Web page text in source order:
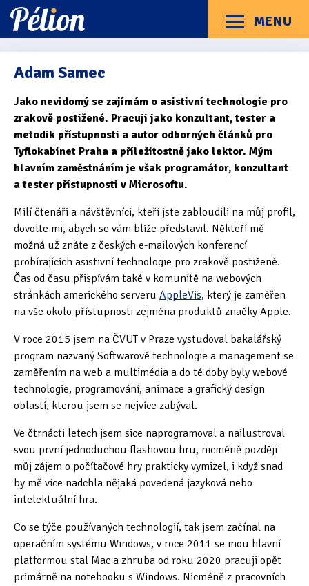
Přejít
na
štítky
Přejít
na
kategorie
Přejít
na
obsah
MENU
Menu
Články
Příručky O Pélionu Kontakt
Kategorie článků
Dotazníky(3)
Hardware(163)
Braillské řádky(31)
Lupy(8)
Mobilní zařízení (85)
Počítače a notebooky(66)
Zápisníky(7)
Názory & zkušenosti(143)
Oficiální materiály(57)
Pozvánky & oznámení(67)
Pracuji sluchem(564)
Pracuji sluchem a hmatem
Pracuji zrakem(456)
Pracuji zrakem a sluchem(515)
Software(503)
Asistivní software(428)
Adam Samec
Jako nevidomý se zajímám o asistivní technologie pro
zrakově postižené. Pracuji jako konzultant, tester a
metodik přístupnosti a autor odborných článků pro
Tyflokabinet Praha a příležitostně jako lektor. Mým
hlavním zaměstnáním je však programátor, konzultant
a tester přístupnosti v Microsoftu.
Milí čtenáři a návštěvníci, kteří jste zabloudili na můj profil,
dovolte mi, abych se vám blíže představil. Někteří mě
možná už znáte z českých e-mailových konferencí
probírajících asistivní technologie pro zrakově postižené.
Čas od času přispívám také v komunitě na webových
stránkách amerického serveru AppleVis, který je zaměřen
na vše okolo přístupnosti zejména produktů značky Apple.
V roce 2015 jsem na ČVUT v Praze vystudoval bakalářský
program nazvaný Softwarové technologie a management se
zaměřením na web a multimédia a do té doby byly webové
technologie, programování, animace a grafický design
oblastí, kterou jsem se nejvíce zabýval.
Ve čtrnácti letech jsem sice naprogramoval a nailustroval
svou první jednoduchou flashovou hru, nicméně později
můj zájem o počítačové hry prakticky vymizel, i když snad
by mě více nadchla nějaká povedená jazyková nebo
intelektuální hra.
Co se týče používaných technologií, tak jsem začínal na
operačním systému Windows, v roce 2011 se mou hlavní
platformou stal Mac a zhruba od roku 2020 pracuji opět
primárně na notebooku s Windows. Nicméně z pracovních